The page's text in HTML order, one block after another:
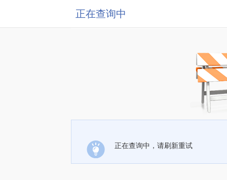
正在查询中
正在查询中，请刷新重试